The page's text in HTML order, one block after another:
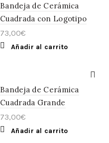
Bandeja de Cerámica
Cuadrada con Logotipo
73,00€
Añadir al carrito
Bandeja de Cerámica
Cuadrada Grande
73,00€
Añadir al carrito